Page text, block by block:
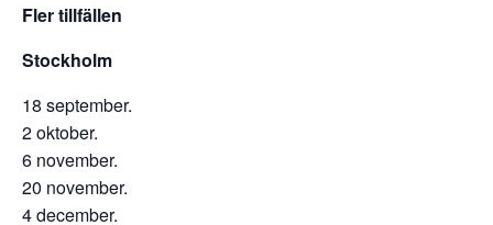
Fler tillfällen
Stockholm
18 september.
2 oktober.
6 november.
20 november.
4 december.